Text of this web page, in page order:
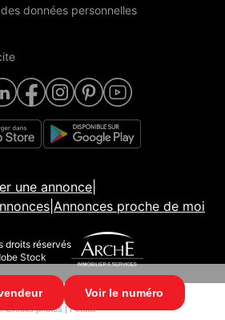
Voir le numéro
données personnelles
une annonce
Annonces proche de moi
droits réservés
Stock
| Tous droits réservés
Crédits photos | Fotolia